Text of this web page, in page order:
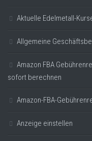
Aktuelle Edelmetall-
Allgemeine
Amazon FBA
sofort berechnen
Amazon-FBA-
Anzeige einstellen